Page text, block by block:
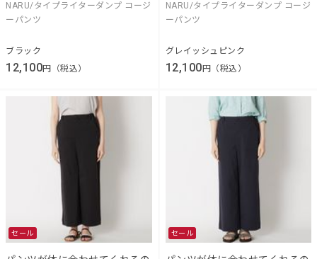
NARU/タイプライターダンプ コージ
ーパンツ
ブラック
12,100円（税込）
NARU/タイプライターダンプ コージ
ーパンツ
グレイッシュピンク
12,100 円（税込）
セール セール